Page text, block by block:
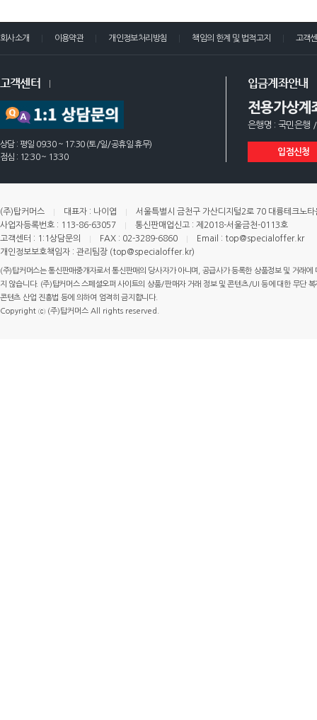
회사소개 이용약관 개인정보처리방침 책임의 한계 및 법적고지 고객
고객센터
상담 : 평일 09:30 ~ 17:30 (토/일/공휴일 휴무)
점심 : 12:30 ~ 13:30
입금계좌안내
전용가상계
은행명 : 국민은행
입점신청
(주)탑커머스 대표자 : 나이엽
서울특별시 금천구 가산디지털2로 70 대륭테크노
사업자등록번호 : 113-86-63057
통신판매업신고 : 제2018-서울금천-0113호
고객센터 : 1:1상담문의
FAX : 02-3289-6860
Email : top@specialoffer.kr
개인정보보호책임자 : 관리팀장 (top@specialoffer.kr)
(주)탑커머스는 통신판매중개자로서 통신판매의 당사자가 아니며, 공급사가 등록한 상품정보 및 거래
지 않습니다. (주)탑커머스 스페셜오퍼 사이트의 상품/판매자 거래 정보 및 콘텐츠/UI 등에 대한 무단
콘텐츠 산업 진흥법 등에 의하여 엄격히 금지합니다.
Copyright ⓒ (주)탑커머스 All rights reserved.